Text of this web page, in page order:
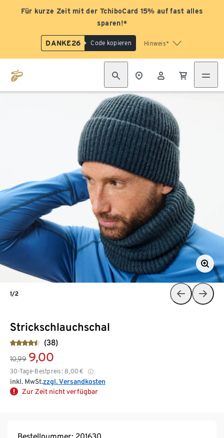
Für kurze Zeit mit der TchiboCard 15% auf fast alles
sparen!*
DANKE26 Code kopieren Hinweis*
Strickschlauchschal
(38)
10,99 9,00
30-Tage-Bestpreis: 8,00 €
inkl. MwSt.zzgl. Versandkosten
Zur Zeit nicht verfügbar
1/2